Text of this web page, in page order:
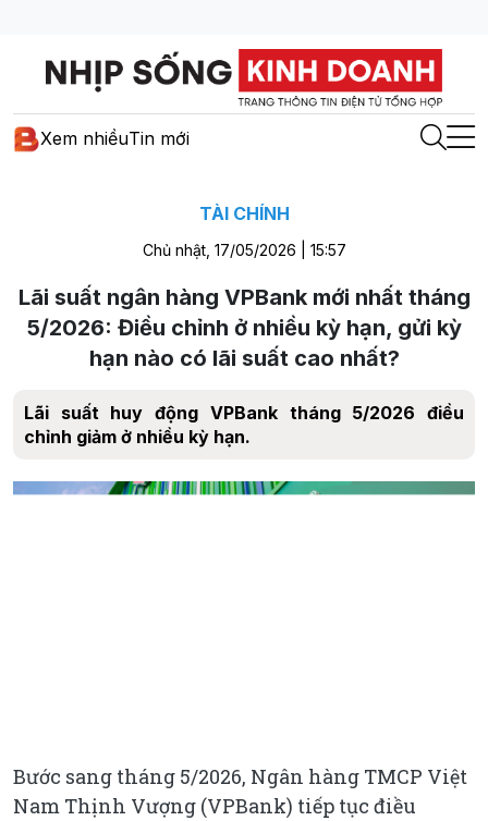
Xem nhiềuTin mới
TÀI CHÍNH
Chủ nhật, 17/05/2026 | 15:57
Lãi suất ngân hàng VPBank mới nhất tháng
5/2026: Điều chỉnh ở nhiều kỳ hạn, gửi kỳ
hạn nào có lãi suất cao nhất?
Lãi suất huy động VPBank tháng 5/2026 điều
chỉnh giảm ở nhiều kỳ hạn.
Bước sang tháng 5/2026, Ngân hàng TMCP Việt
Nam Thịnh Vượng (VPBank) tiếp tục điều